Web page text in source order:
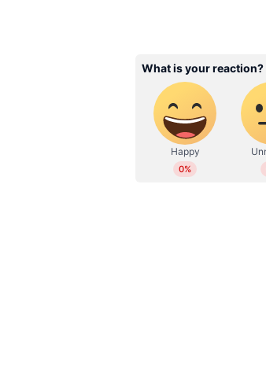
AS
2018 മുതല്‍
എഡിറ്റര്‍. ഫിലോസഫിയിൽ ബിരുദവും ജേണലിസത്തില്‍
നേടി. കേരള,
ആരോഗ്യം തുടങ്ങിയ വിഷയങ്ങളില്‍ എഴുതുന്നു. 10 വര്‍ഷത്തെ മാധ്യമപ്രവര്‍ത്തന
കാലയളവില്‍
അഭിമുഖങ്ങള്‍,
മീഡിയകളില്‍